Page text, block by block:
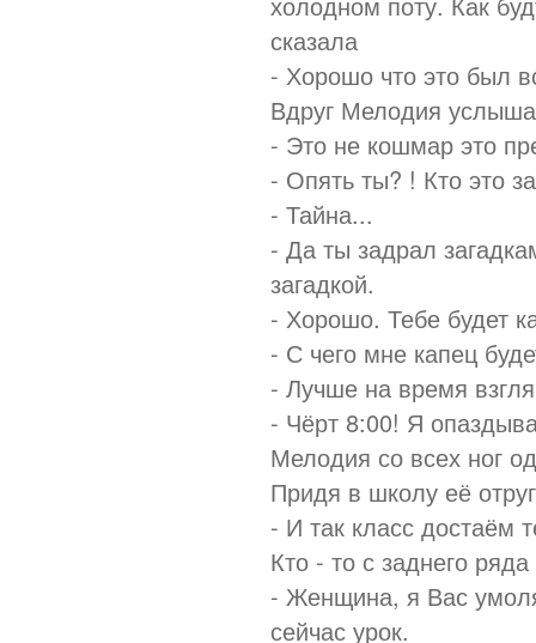
сказала
- Хорошо что это был
Вдруг Мелодия
- Это не кошмар это
- Опять ты? ! Кто это
- Тайна...
- Да ты задрал
загадкой.
- Хорошо. Тебе будет
- С чего мне капец
- Лучше на время
- Чёрт 8:00! Я
Мелодия со всех ног
Придя в школу её
- И так класс достаём
Кто - то с заднего ряда
- Женщина, я Вас
сейчас урок.